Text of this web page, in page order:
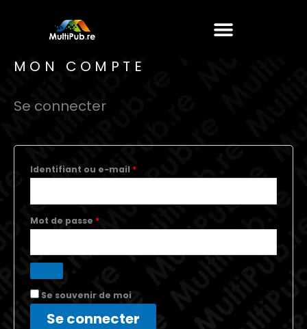
MON COMPTE
Se connecter
Identifiant ou e-mail *
Mot de passe *
Se souvenir de moi
Se connecter